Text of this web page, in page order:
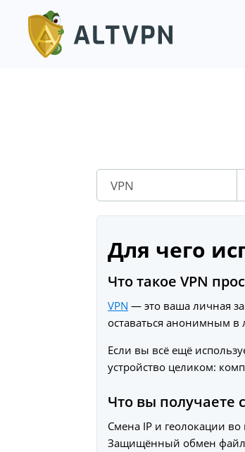
VPN
Для чего
Что такое VPN
VPN — это ваша личная
оставаться анонимным в
Если вы всё ещё
устройство целиком:
Что вы получаете
Смена IP и геолокации во
Защищённый обмен